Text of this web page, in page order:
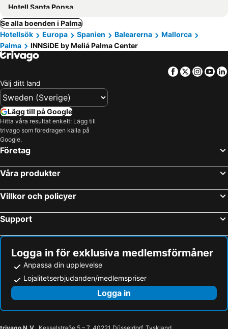
Hotell Santa Ponsa
Se alla boenden i Palma
Hotellsök
Europa Spanien Balearerna
Mallorca
Palma
INNSiDE by Meliá Palma Center
Facebook
Twitter
Välj ditt land
Lägg till på Google
Hitta våra resultat enkelt: Lägg till
trivago som föredragen källa på
Google.
Företag
Våra produkter
Villkor och policyer
Support
Logga in för exklusiva medlemsförmåner
Anpassa din upplevelse
Lojalitetserbjudanden/medlemspriser
Logga in